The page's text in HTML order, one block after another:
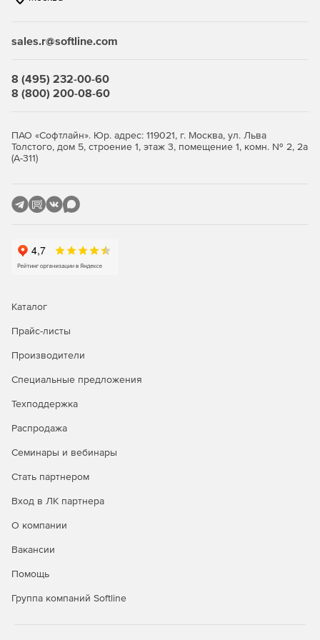
связанные с соблюдением нормативных актов.
Безопасность виртуальной среды и
рабочих столов
Легковесные агенты снижают потребление ресурсов
виртуализации до 30%, обеспечивая оптимизацию
Поддержка широкого спектра платформ
виртуализации серверов и инфраструктур VDI.
сервисов.
Управление всеми аспектами безопасности удобно и
Автоматизация политики безопасности и
среды.
облачных сред и успешно отражайте самые сложные
атаки.
sales.r@softline.com
8 (495) 232-00-60
8 (800) 200-08-60
ПАО «Софтлайн». Юр. адрес: 119021, г. Москва, ул. Льва
Толстого, дом 5, строение 1, этаж 3, помещение 1, комн. № 2, 2а
(А-311)
Каталог
Прайс-листы
Производители
Специальные предложения
Техподдержка
Распродажа
Семинары и вебинары
Стать партнером
Вход в ЛК партнера
О компании
Вакансии
Помощь
Группа компаний Softline